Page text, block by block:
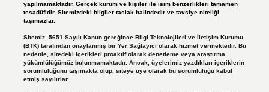
yapılmamaktadır. Gerçek kurum ve kişiler ile isim benzerlikleri tamamen
tesadüfidir. Sitemizdeki bilgiler taslak halindedir ve tavsiye niteliği
taşımazlar.
Sitemiz, 5651 Sayılı Kanun gereğince Bilgi Teknolojileri ve İletişim Kurumu
(BTK) tarafından onaylanmış bir Yer Sağlayıcı olarak hizmet vermektedir. Bu
nedenle, sitedeki içerikleri proaktif olarak denetleme veya araştırma
yükümlülüğümüz bulunmamaktadır. Ancak, üyelerimiz yazdıkları içeriklerin
sorumluluğunu taşımakta olup, siteye üye olarak bu sorumluluğu kabul
etmiş sayılırlar.